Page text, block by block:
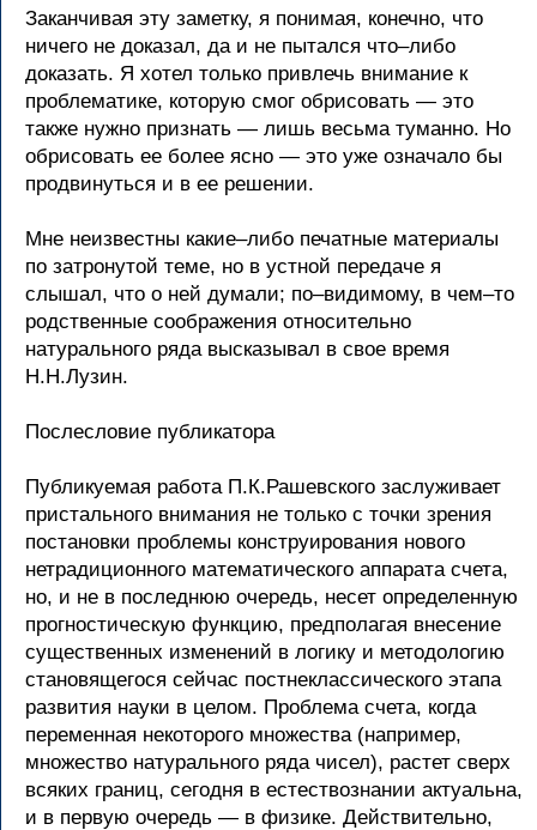
Заканчивая эту заметку, я понимая, конечно, что
ничего не доказал, да и не пытался что–либо
доказать. Я хотел только привлечь внимание к
проблематике, которую смог обрисовать — это
также нужно признать — лишь весьма туманно. Но
обрисовать ее более ясно — это уже означало бы
продвинуться и в ее решении.
Мне неизвестны какие–либо печатные материалы
по затронутой теме, но в устной передаче я
слышал, что о ней думали; по–видимому, в чем–то
родственные соображения относительно
натурального ряда высказывал в свое время
Н.Н.Лузин.
Послесловие публикатора
Публикуемая работа П.К.Рашевского заслуживает
пристального внимания не только с точки зрения
постановки проблемы конструирования нового
нетрадиционного математического аппарата счета,
но, и не в последнюю очередь, несет определенную
прогностическую функцию, предполагая внесение
существенных изменений в логику и методологию
становящегося сейчас постнеклассического этапа
развития науки в целом. Проблема счета, когда
переменная некоторого множества (например,
множество натурального ряда чисел), растет сверх
всяких границ, сегодня в естествознании актуальна,
и в первую очередь — в физике. Действительно,